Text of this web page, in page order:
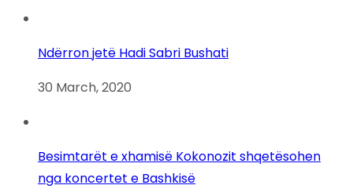
Ndërron jetë Hadi Sabri Bushati
30 March, 2020
Besimtarët e xhamisë Kokonozit shqetësohen
nga koncertet e Bashkisë